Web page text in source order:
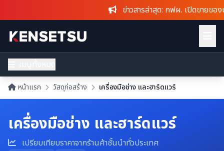
ข่าวสารล่าสุด: กฟผ. เปิดขายของประมูลโซล
หน้าแรก วัสดุก่อสร้าง เครื่องมือช่าง และฮาร์ดแวร์
เครื่องมือช่าง และฮาร์ดแวร์
เปรียบเทียบราคาจากร้านค้าชั้นนำทั่วประเทศ